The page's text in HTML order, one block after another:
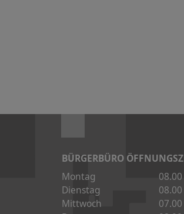
BÜRGERBÜRO
Montag
Dienstag
Mittwoch